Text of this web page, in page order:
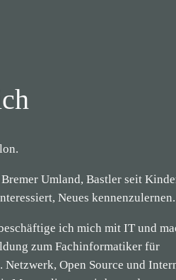
Umland, Bastler seit
Neues kennenzulernen.
ich mich mit IT und
zum Fachinformatiker für
Netzwerk, Open Source und